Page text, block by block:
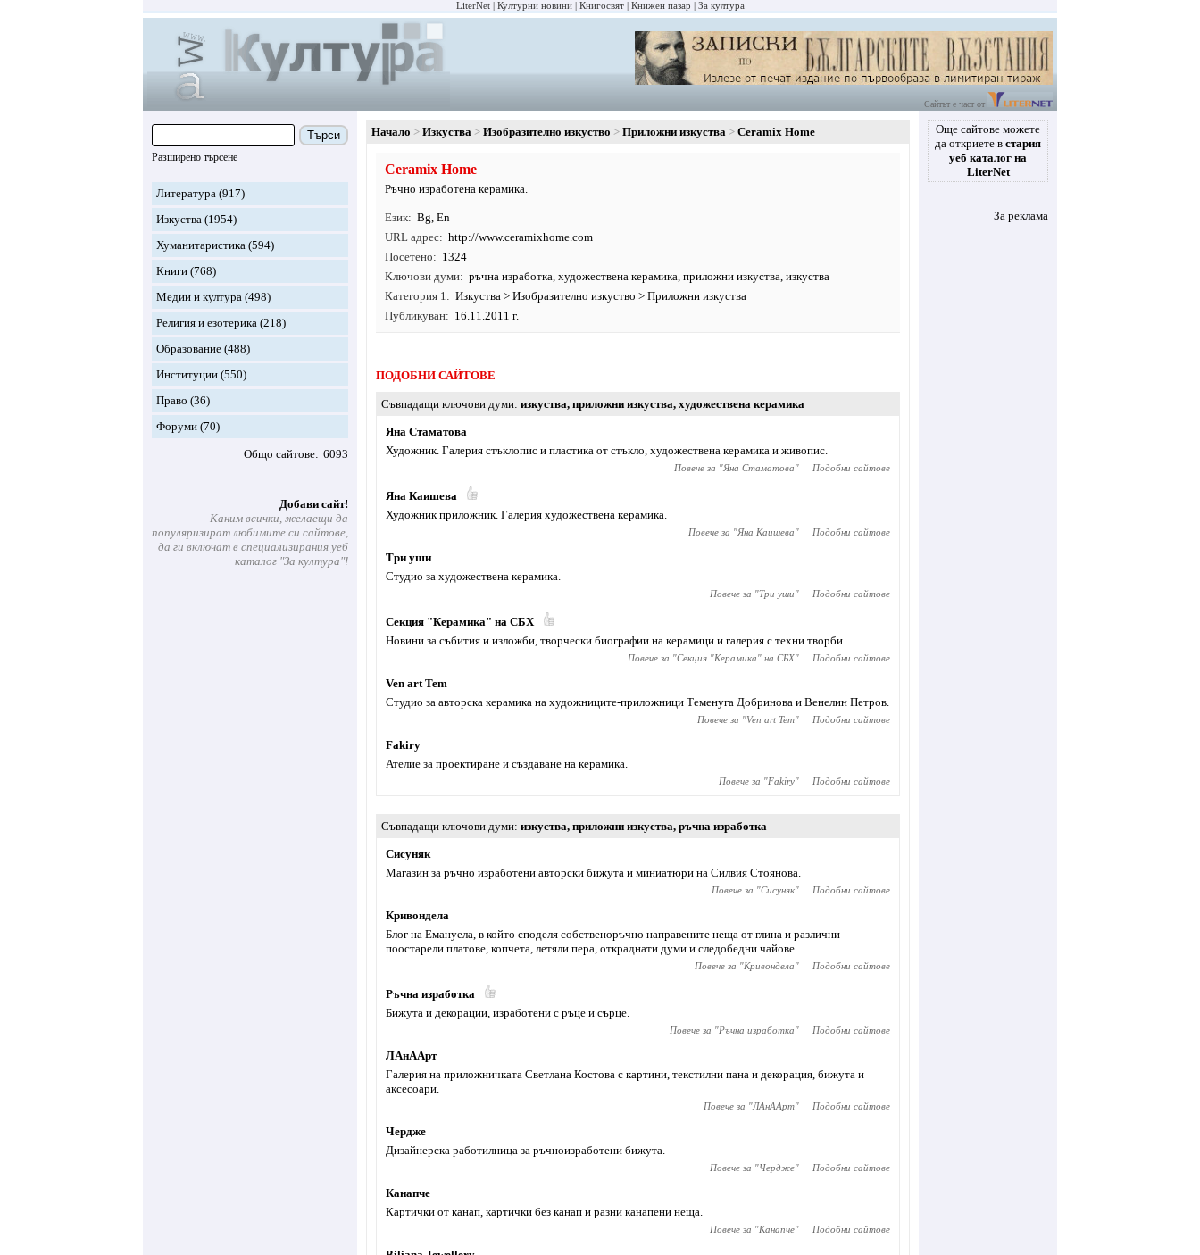
LiterNet Културни новини Книгосвят Книжен пазар За култура
Сайтът е част от
Търси
Разширено търсене
Литература (917)
Изкуства (1954)
Хуманитаристика (594)
Книги (768)
Медии и култура (498)
Религия и езотерика (218)
Образование (488)
Институции (550)
Право (36)
Форуми (70)
Общо сайтове 6093
Добави сайт!
Каним всички, желаещи да
популяризират любимите си сайтове,
да ги включат в специализирания уеб
каталог "За култура"!
Начало Изкуства Изобразително изкуство Приложни изкуства Ceramix Home
Ceramix Home
Ръчно изработена керамика.
Език Bg, En
URL адрес
http://www.ceramixhome.com
Посетено
1324
Ключови думи
ръчна изработка, художествена керамика, приложни изкуства, изкуства
Категория 1
Изкуства > Изобразително изкуство > Приложни изкуства
Публикуван
16.11.2011 г.
ПОДОБНИ САЙТОВЕ
Съвпадащи ключови думи изкуства, приложни изкуства, художествена керамика
Яна Стаматова
Художник. Галерия стъклопис и пластика от стъкло, художествена керамика и живопис.
Повече за "Яна Стаматова" Подобни сайтове
Яна Каишева
Художник приложник. Галерия художествена керамика.
Повече за "Яна Каишева" Подобни сайтове
Три уши
Студио за художествена керамика.
Повече за "Три уши" Подобни сайтове
Секция "Керамика" на СБХ
Новини за събития и изложби, творчески биографии на керамици и галерия с техни творби.
Повече за "Секция "Керамика" на СБХ" Подобни сайтове
Ven art Tem
Студио за авторска керамика на художниците-приложници Теменуга Добринова и Венелин Петров.
Повече за "Ven art Tem" Подобни сайтове
Fakiry
Ателие за проектиране и създаване на керамика.
Повече за "Fakiry" Подобни сайтове
Съвпадащи ключови думи изкуства, приложни изкуства, ръчна изработка
Сисуняк
Магазин за ръчно изработени авторски бижута и миниатюри на Силвия Стоянова.
Повече за "Сисуняк" Подобни сайтове
Кривондела
Блог на Емануела, в който споделя собственоръчно направените неща от глина и различни
поостарели платове, копчета, летяли пера, откраднати думи и следобедни чайове.
Повече за "Кривондела" Подобни сайтове
Ръчна изработка
Бижута и декорации, изработени с ръце и сърце.
Повече за "Ръчна изработка" Подобни сайтове
ЛАнААрт
Галерия на приложничката Светлана Костова с картини, текстилни пана и декорация, бижута и
аксесоари.
Повече за "ЛАнААрт" Подобни сайтове
Чердже
Дизайнерска работилница за ръчноизработени бижута.
Повече за "Чердже" Подобни сайтове
Канапче
Картички от канап, картички без канап и разни канапени неща.
Повече за "Канапче" Подобни сайтове
Още сайтове можете
да откриете в стария
уеб каталог на
LiterNet
За реклама